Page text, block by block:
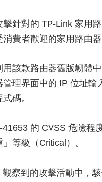
擊針對的 TP-Link 家用
費者歡迎的家用路由器
用該款路由器舊版韌體
管理界面中的 IP 位址輸
碼。
41653 的 CVSS 危險程
等級（Critical）。
觀察到的攻擊活動中，